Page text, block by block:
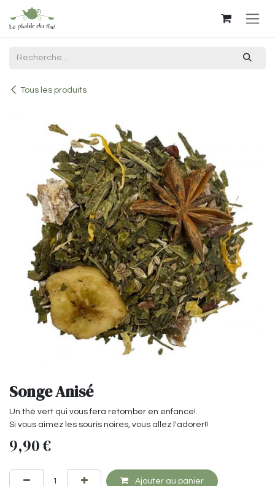
Se rendre au contenu
Tous les produits
Songe Anisé
Un thé vert qui vous fera retomber en enfance!.
Si vous aimez les souris noires, vous allez l'adorer!!
9,90€
Ajouter au panier